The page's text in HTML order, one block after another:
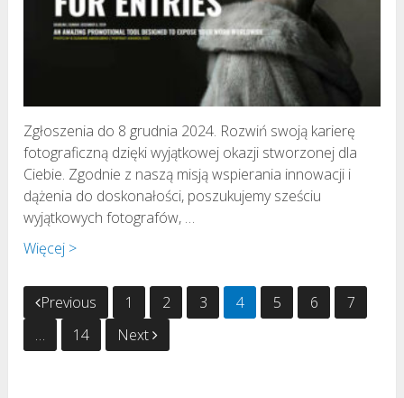
Zgłoszenia do 8 grudnia 2024. Rozwiń swoją karierę
fotograficzną dzięki wyjątkowej okazji stworzonej dla
Ciebie. Zgodnie z naszą misją wspierania innowacji i
dążenia do doskonałości, poszukujemy sześciu
wyjątkowych fotografów, …
Więcej >
Stronicowanie
wpisów
Previous 1 2 3 4 5 6
7
…
14 Next